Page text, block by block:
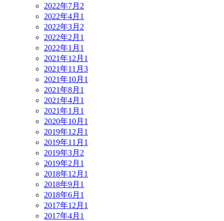
2022年7月 2
2022年4月 1
2022年3月 2
2022年2月 1
2022年1月 1
2021年12月 1
2021年11月 3
2021年10月 1
2021年8月 1
2021年4月 1
2021年1月 1
2020年10月 1
2019年12月 1
2019年11月 1
2019年3月 2
2019年2月 1
2018年12月 1
2018年9月 1
2018年6月 1
2017年12月 1
2017年4月 1